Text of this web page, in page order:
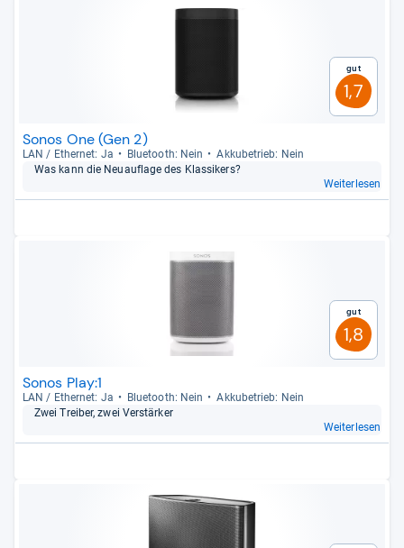
Gut
1,7
Sonos One (Gen 2)
LAN / Ether­net: Ja Blue­tooth: Nein
Akku­be­trieb: Nein
Was kann die Neu­auf­lage des Klas­si­kers?
Weiterlesen
Gut
1,8
Sonos Play:1
LAN / Ether­net: Ja Blue­tooth: Nein
Akku­be­trieb: Nein
Zwei Trei­ber, zwei Ver­stär­ker
Weiterlesen